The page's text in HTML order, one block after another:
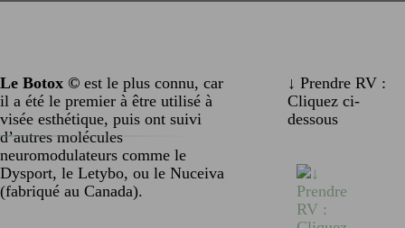
Le Botox © est le plus connu, car
il a été le premier à être utilisé à
visée esthétique, puis ont suivi
d’autres molécules
neuromodulateurs comme le
Dysport, le Letybo, ou le Nuceiva
(fabriqué au Canada).
↓ Prendre RV :
Cliquez ci-
dessous